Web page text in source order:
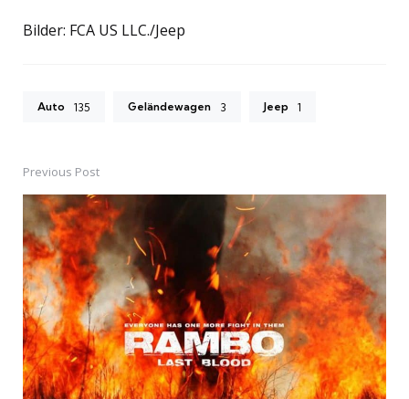
Bilder: FCA US LLC./Jeep
Auto 135 Geländewagen 3 Jeep 1
Post
navigation
Previous Post